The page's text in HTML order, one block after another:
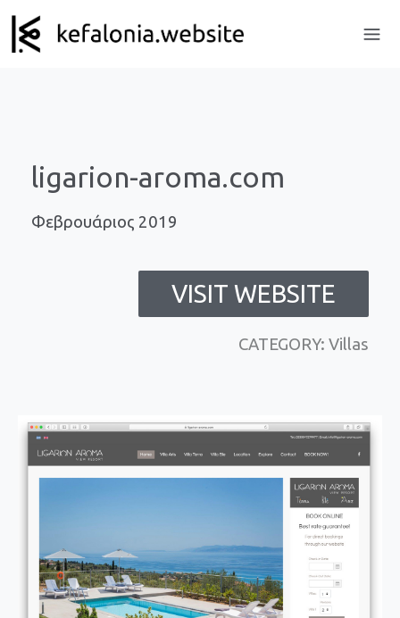
ligarion-aroma.com
Φεβρουάριος 2019
VISIT WEBSITE
CATEGORY: Villas